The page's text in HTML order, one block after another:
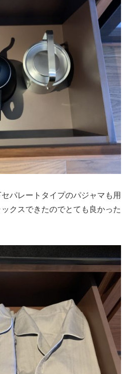
パレートタイプのパジャマも用
クスできたのでとても良かった